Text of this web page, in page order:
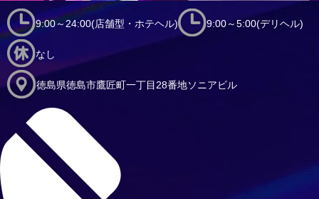
9:00～24:00(店舗型・ホテヘル) 9:00～5:00(デリヘル)
なし
徳島県徳島市鷹匠町一丁目28番地ソニアビル